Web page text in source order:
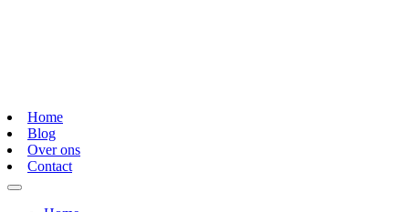
Home
Blog
Over ons
Contact